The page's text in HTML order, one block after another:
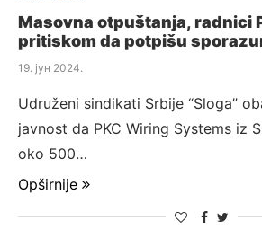
Masovna otpuštanja, radnici
pritiskom da potpišu
19. јун 2024.
Udruženi sindikati Srbije “Sloga”
javnost da PKC Wiring Systems iz
oko 500…
Opširnije